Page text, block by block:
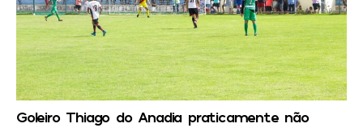
Goleiro Thiago do Anadia praticamente não